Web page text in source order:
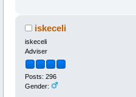
iskeceli
iskeceli
Adviser
Posts: 296
Gender: